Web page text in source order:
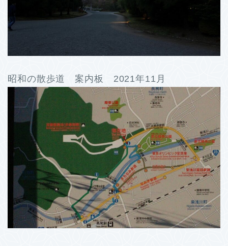
昭和の散歩道 案内板 2021年11月